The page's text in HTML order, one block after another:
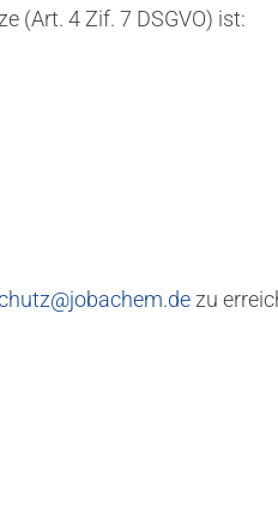
(Art. 4 Zif. 7 DSGVO) ist:
zu